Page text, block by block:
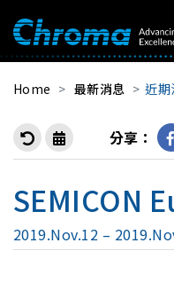
Home 最新消息 近期
分享：
SEMICON
2019.Nov.12 –